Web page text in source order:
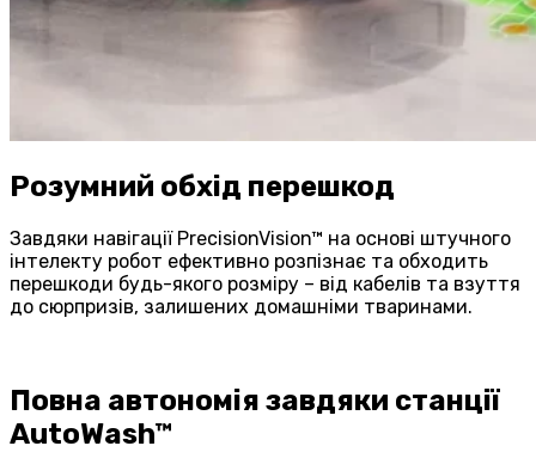
Розумний обхід перешкод
Завдяки навігації PrecisionVision™ на основі штучного
інтелекту робот ефективно розпізнає та обходить
перешкоди будь-якого розміру – від кабелів та взуття
до сюрпризів, залишених домашніми тваринами.
Повна автономія завдяки станції
AutoWash™